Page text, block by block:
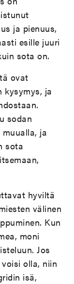
ja pienuus,
esille juuri
sota on.
ovat
kysymys, ja
sodan
ja
sota
hyviltä
välinen
Kun
moni
Jos
olla, niin
isä,